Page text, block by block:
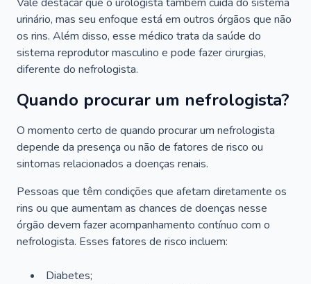
urinário, mas seu enfoque está em outros órgãos que não
os rins. Além disso, esse médico trata da saúde do
sistema reprodutor masculino e pode fazer cirurgias,
diferente do nefrologista.
Quando procurar um nefrologista?
O momento certo de quando procurar um nefrologista
depende da presença ou não de fatores de risco ou
sintomas relacionados a doenças renais.
Pessoas que têm condições que afetam diretamente os
rins ou que aumentam as chances de doenças nesse
órgão devem fazer acompanhamento contínuo com o
nefrologista. Esses fatores de risco incluem:
Diabetes;